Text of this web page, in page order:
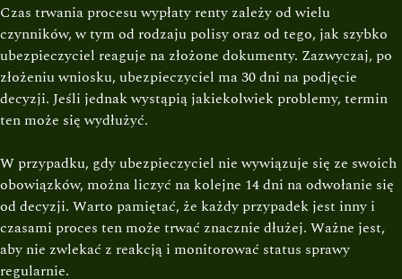
Czas trwania procesu wypłaty renty zależy od wielu
czynników, w tym od rodzaju polisy oraz od tego, jak szybko
ubezpieczyciel reaguje na złożone dokumenty. Zazwyczaj, po
złożeniu wniosku, ubezpieczyciel ma 30 dni na podjęcie
decyzji. Jeśli jednak wystąpią jakiekolwiek problemy, termin
ten może się wydłużyć.
W przypadku, gdy ubezpieczyciel nie wywiązuje się ze swoich
obowiązków, można liczyć na kolejne 14 dni na odwołanie się
od decyzji. Warto pamiętać, że każdy przypadek jest inny i
czasami proces ten może trwać znacznie dłużej. Ważne jest,
aby nie zwlekać z reakcją i monitorować status sprawy
regularnie.